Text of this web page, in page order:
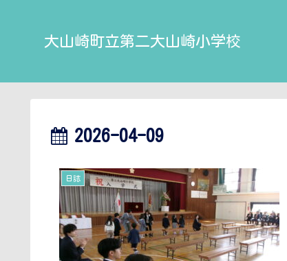
大山崎町立第二大山崎小学校
2026-04-09
日誌